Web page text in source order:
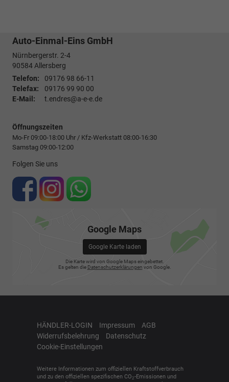
Auto-Einmal-Eins GmbH
Nürnbergerstr. 2-4
90584Allersberg
Telefon:
09176 98 66-11
Telefax:
09176 99 90 00
E-Mail:
t.endres@a-e-e.de
Öffnungszeiten
Mo-Fr 09:00-18:00 Uhr / Kfz-Werkstatt 08:00-16:30
Samstag 09:00-12:00
Folgen Sie uns
Google Maps
Google Karte laden
Die Karte wird von Google Maps eingebettet.
Es gelten die Datenschutzerklärungen von Google.
HÄNDLER-LOGIN Impressum
AGB
Widerrufsbelehrung
Datenschutz
Cookie-Einstellungen
Weitere Informationen zum offiziellen Kraftstoffverbrauch
und zu den offiziellen spezifischen CO2-Emissionen und